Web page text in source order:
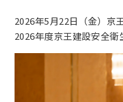
2026年5月22日（金）京
2026年度京王建設安全衛